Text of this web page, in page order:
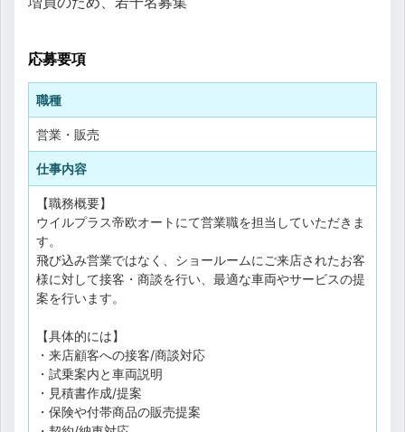
応募要項
職種
営業・販売
仕事内容
【職務概要】
ウイルプラス帝欧オートにて営業職を担当していただきま
す。
飛び込み営業ではなく、ショールームにご来店されたお客
様に対して接客・商談を行い、最適な車両やサービスの提
案を行います。
【具体的には】
・来店顧客への接客/商談対応
・試乗案内と車両説明
・見積書作成/提案
・保険や付帯商品の販売提案